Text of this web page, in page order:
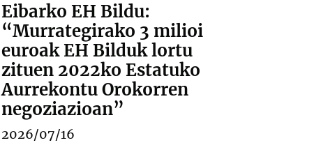
Eibarko EH Bildu:
“Murrategirako 3 milioi
euroak EH Bilduk lortu
zituen 2022ko Estatuko
Aurrekontu Orokorren
negoziazioan”
2026/07/16